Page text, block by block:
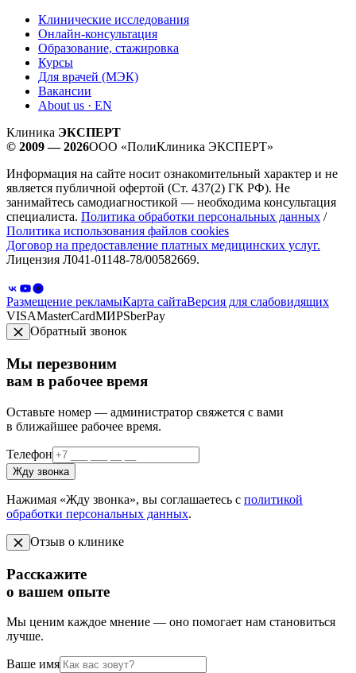
Клинические исследования
Онлайн-консультация
Образование, стажировка
Курсы
Для врачей (МЭК)
Вакансии
About us · EN
Клиника ЭКСПЕРТ
© 2009 — 2026ООО «ПолиКлиника ЭКСПЕРТ»
Информация на сайте носит ознакомительный характер и не
является публичной офертой (Ст. 437(2) ГК РФ). Не
занимайтесь самодиагностикой — необходима консультация
специалиста. Политика обработки персональных данных /
Политика использования файлов cookies
Договор на предоставление платных медицинских услуг.
Лицензия Л041-01148-78/00582669.
Размещение рекламыКарта сайтаВерсия для слабовидящих
VISAMasterCardМИРSberPay
Обратный звонок
Мы перезвоним
вам в рабочее время
Оставьте номер — администратор свяжется с вами
в ближайшее рабочее время.
Телефон
Жду звонка
Нажимая «Жду звонка», вы соглашаетесь с политикой
обработки персональных данных.
Отзыв о клинике
Расскажите
о вашем опыте
Мы ценим каждое мнение — оно помогает нам становиться
лучше.
Ваше имя